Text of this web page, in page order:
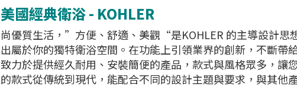
美國經典衛浴 - KOHLER
尚優質生活，”方便、舒適、美觀“是KOHLER 的主導設計思
出屬於你的獨特衛浴空間。在功能上引領業界的創新，不斷帶
致力於提供經久耐用、安裝簡便的產品，款式與風格眾多，讓
的款式從傳統到現代，能配合不同的設計主題與要求，與其他